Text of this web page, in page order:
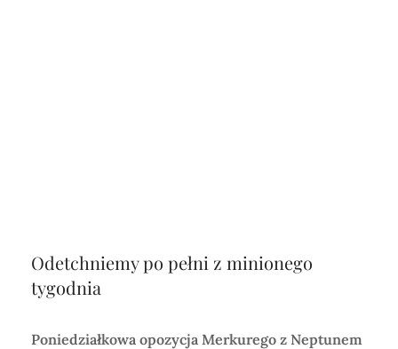
Odetchniemy po pełni z minionego
tygodnia
Poniedziałkowa opozycja Merkurego z Neptunem